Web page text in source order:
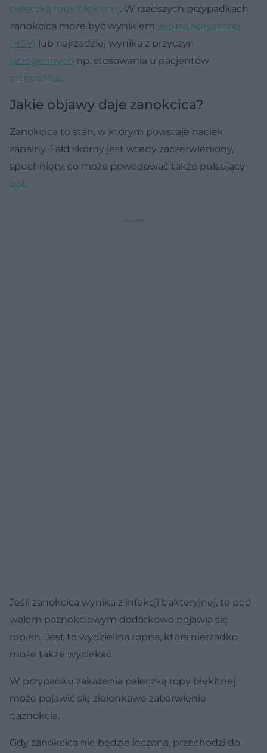
pałeczką ropy błękitnej. W rzadszych przypadkach
zanokcica może być wynikiem wirusa opryszczki
(HSV) lub najrzadziej wynika z przyczyn
jatrogennych np. stosowania u pacjentów
retinoidów.
Jakie objawy daje zanokcica?
Zanokcica to stan, w którym powstaje naciek
zapalny. Fałd skórny jest wtedy zaczerwieniony,
spuchnięty, co może powodować także pulsujący
ból.
Jeśli zanokcica wynika z infekcji bakteryjnej, to pod
wałem paznokciowym dodatkowo pojawia się
ropień. Jest to wydzielina ropna, która nierzadko
może także wyciekać.
W przypadku zakażenia pałeczką ropy błękitnej
może pojawić się zielonkawe zabarwienie
paznokcia.
Gdy zanokcica nie będzie leczona, przechodzi do